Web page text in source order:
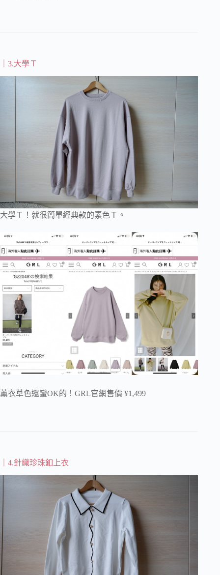
｜3.大學Ｔ
大學Ｔ！就很簡單經典款的素色Ｔ。
薰衣草色還蠻OK的！GRL官網售價 ¥1,499
｜4.針織珍珠釦上衣